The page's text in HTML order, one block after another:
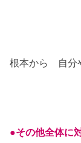
根本から 自分
●その他全体に